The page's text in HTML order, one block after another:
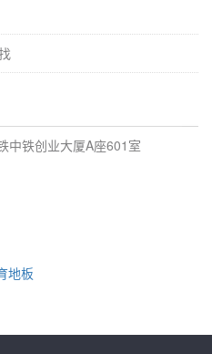
服务和创新运动地板的*佳
部*大的康纳体育地板分销
快的地区，包括田纳西州，
西西比州。体育楼宇有限
运行了5年，2009年10月
平方英尺的建筑物。新总
平方英尺的设计中心。体
人，每年都在不断壮大。
，Inc.已经在全国排名前
中铁创业大厦A座601室
地板